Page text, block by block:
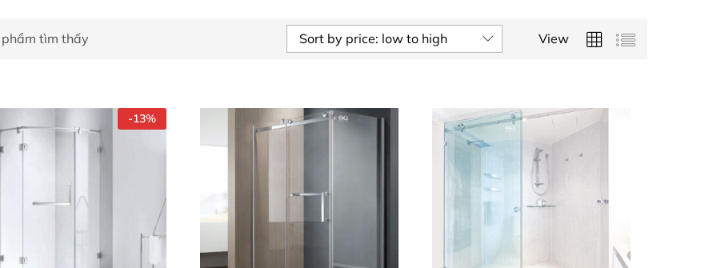
phẩm tìm thấy View
Sort by price: low to high
-13%